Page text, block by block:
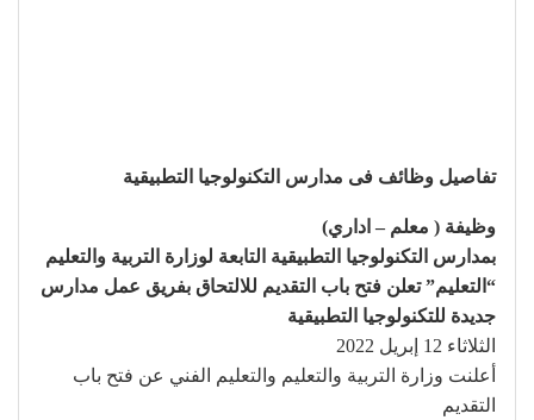
تفاصيل وظائف فى مدارس التكنولوجيا التطبيقية
وظيفة ( معلم – اداري)
بمدارس التكنولوجيا التطبيقية التابعة لوزارة التربية والتعليم
“التعليم” تعلن فتح باب التقديم للالتحاق بفريق عمل مدارس
جديدة للتكنولوجيا التطبيقية
الثلاثاء 12 إبريل 2022
أعلنت وزارة التربية والتعليم والتعليم الفني عن فتح باب
التقديم